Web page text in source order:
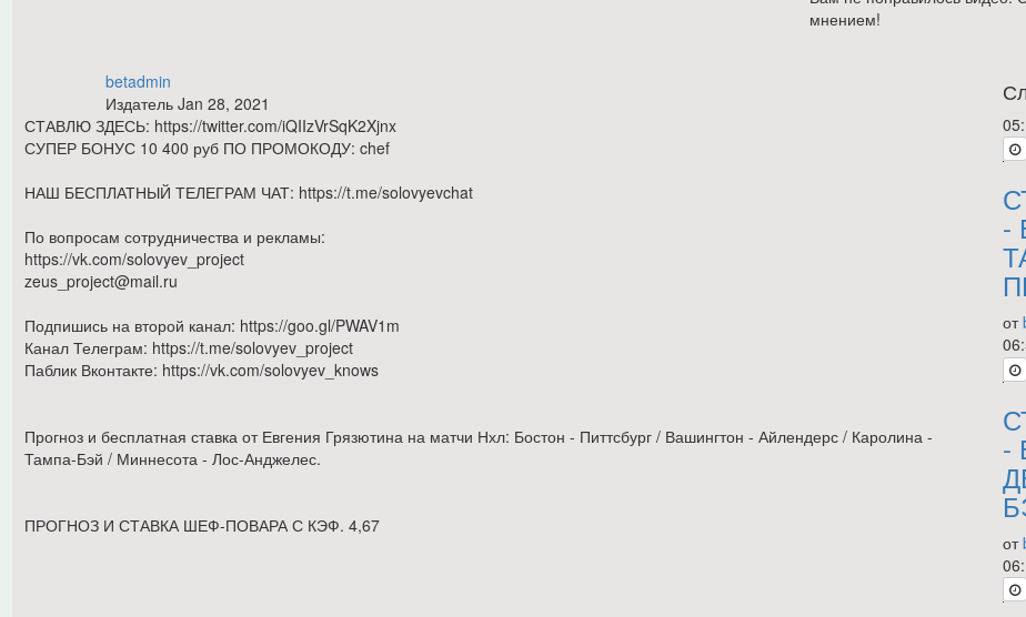
мнением!
betadmin
ИздательJan 28, 2021
СТАВЛЮ ЗДЕСЬ: https://twitter.com/iQIIzVrSqK2Xjnx
СУПЕР БОНУС 10 400 руб ПО ПРОМОКОДУ: chef
НАШ БЕСПЛАТНЫЙ ТЕЛЕГРАМ ЧАТ: https://t.me/solovyevchat
По вопросам сотрудничества и рекламы:
https://vk.com/solovyev_project
zeus_project@mail.ru
Подпишись на второй канал: https://goo.gl/PWAV1m
Канал Телеграм: https://t.me/solovyev_project
Паблик Вконтакте: https://vk.com/solovyev_knows
Прогноз и бесплатная ставка от Евгения Грязютина на матчи Нхл: Бостон - Питтсбург / Вашингтон - Айлендерс / Каролина -
Тампа-Бэй / Миннесота - Лос-Анджелес.
ПРОГНОЗ И СТАВКА ШЕФ-ПОВАРА С КЭФ. 4,67
-
от
-
от